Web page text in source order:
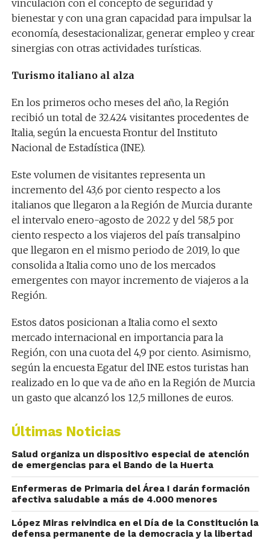
vinculación con el concepto de seguridad y
bienestar y con una gran capacidad para impulsar la
economía, desestacionalizar, generar empleo y crear
sinergias con otras actividades turísticas.
Turismo italiano al alza
En los primeros ocho meses del año, la Región
recibió un total de 32.424 visitantes procedentes de
Italia, según la encuesta Frontur del Instituto
Nacional de Estadística (INE).
Este volumen de visitantes representa un
incremento del 43,6 por ciento respecto a los
italianos que llegaron a la Región de Murcia durante
el intervalo enero-agosto de 2022 y del 58,5 por
ciento respecto a los viajeros del país transalpino
que llegaron en el mismo periodo de 2019, lo que
consolida a Italia como uno de los mercados
emergentes con mayor incremento de viajeros a la
Región.
Estos datos posicionan a Italia como el sexto
mercado internacional en importancia para la
Región, con una cuota del 4,9 por ciento. Asimismo,
según la encuesta Egatur del INE estos turistas han
realizado en lo que va de año en la Región de Murcia
un gasto que alcanzó los 12,5 millones de euros.
Últimas Noticias
Salud organiza un dispositivo especial de atención
de emergencias para el Bando de la Huerta
Enfermeras de Primaria del Área I darán formación
afectiva saludable a más de 4.000 menores
López Miras reivindica en el Día de la Constitución la
defensa permanente de la democracia y la libertad